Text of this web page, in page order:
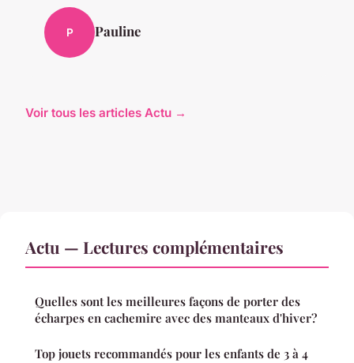
P Pauline
Voir tous les articles Actu →
Actu — Lectures complémentaires
Quelles sont les meilleures façons de porter des
écharpes en cachemire avec des manteaux d'hiver?
Top jouets recommandés pour les enfants de 3 à 4